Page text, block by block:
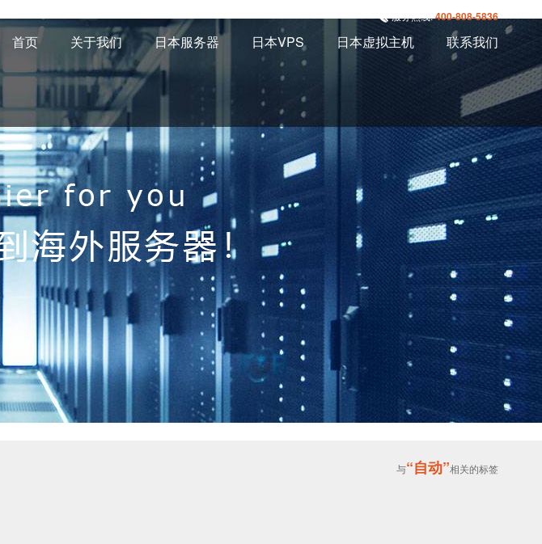
首页 关于我们 日本服务器 日本VPS 日本虚拟主机 联系我们
服务热线:400-808-5836
与“自动”相关的标签